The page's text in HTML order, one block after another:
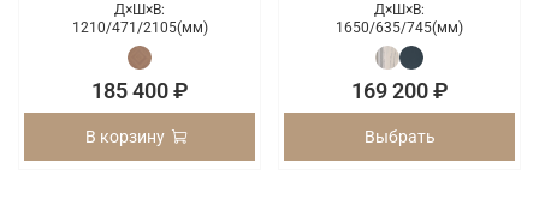
Д×Ш×В:
1210/471/2105(мм)
185 400 ₽
В корзину
Д×Ш×В:
1650/635/745(мм)
169 200 ₽
Выбрать